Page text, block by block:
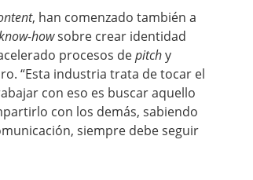
, han comenzado también a
howsobre crear identidad
procesos depitchy
“Esta industria trata de tocar el
con eso es buscar aquello
con los demás, sabiendo
siempre debe seguir